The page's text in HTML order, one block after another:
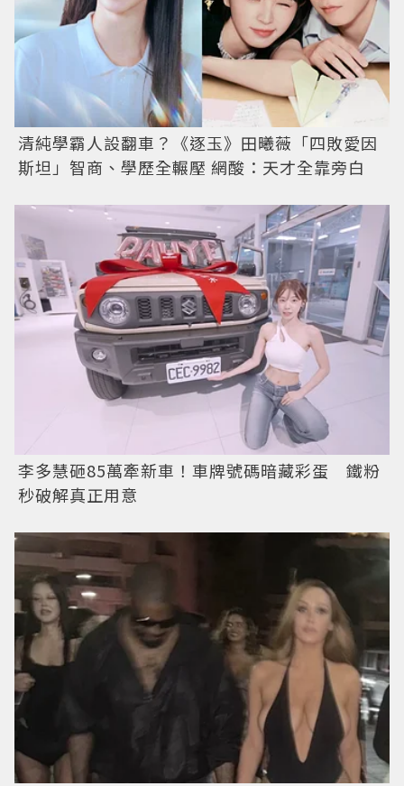
清純學霸人設翻車？《逐玉》田曦薇「四敗愛因
斯坦」智商、學歷全輾壓 網酸：天才全靠旁白
李多慧砸85萬牽新車！車牌號碼暗藏彩蛋 鐵粉
秒破解真正用意